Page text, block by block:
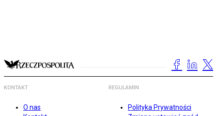
KONTAKT
O nas
REGULAMIN
Polityka Prywatności